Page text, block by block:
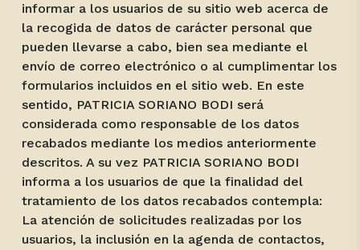
informar a los usuarios de su sitio web acerca de
la recogida de datos de carácter personal que
pueden llevarse a cabo, bien sea mediante el
envío de correo electrónico o al cumplimentar los
formularios incluidos en el sitio web. En este
sentido, PATRICIA SORIANO BODI será
considerada como responsable de los datos
recabados mediante los medios anteriormente
descritos. A su vez PATRICIA SORIANO BODI
informa a los usuarios de que la finalidad del
tratamiento de los datos recabados contempla:
La atención de solicitudes realizadas por los
usuarios, la inclusión en la agenda de contactos,